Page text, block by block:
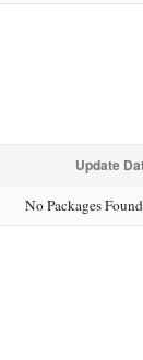
Update
No Packages Found